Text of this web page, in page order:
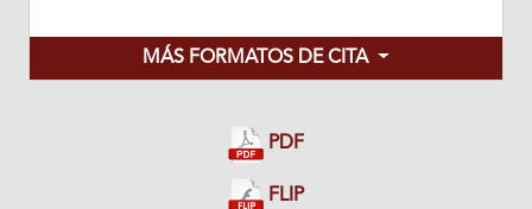
MÁS FORMATOS DE CITA
PDF
FLIP